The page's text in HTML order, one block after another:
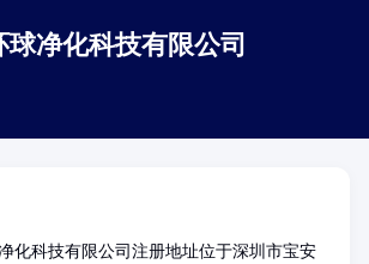
净化科技有限公司
化科技有限公司注册地址位于深圳市宝安